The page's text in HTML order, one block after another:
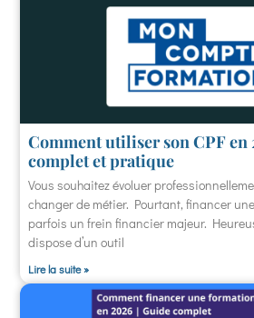
Comment utiliser son CPF en
complet et pratique
Vous souhaitez évoluer
changer de métier. Pourtant, financer
parfois un frein financier majeur.
dispose d’un outil
Lire la suite »